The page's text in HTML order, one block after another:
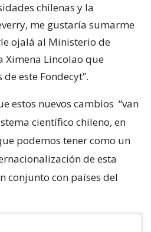
chilenas y la
me gustaría sumarme
ojalá al Ministerio de
Ximena Lincolao que
este Fondecyt”.
estos nuevos cambios “van
científico chileno, en
podemos tener como un
de esta
conjunto con países del